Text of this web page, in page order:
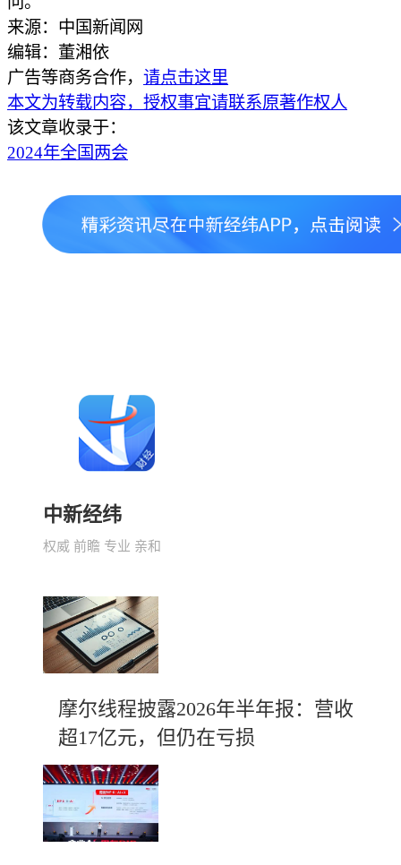
来源：中国新闻网
编辑：董湘依
广告等商务合作， 请点击这里
本文为转载内容，授权事宜请联系原著作权人
该文章收录于：
2024年全国两会
中新经纬
权威 前瞻 专业 亲和
摩尔线程披露2026年半年报：营收
超17亿元，但仍在亏损